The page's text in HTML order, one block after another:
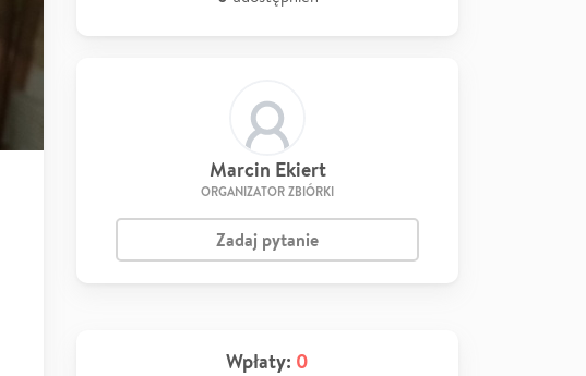
Marcin Ekiert
ORGANIZATOR ZBIÓRKI
Zadaj pytanie
Wpłaty: 0